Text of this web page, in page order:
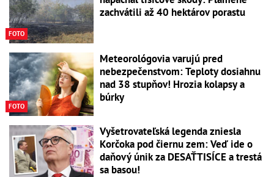
FOTO
zachvátili až 40 hektárov porastu
FOTO
Meteorológovia varujú pred
nebezpečenstvom: Teploty dosiahnu
nad 38 stupňov! Hrozia kolapsy a
búrky
Vyšetrovateľská legenda zniesla
Korčoka pod čiernu zem: Veď ide o
daňový únik za DESAŤTISÍCE a trestá
sa basou!